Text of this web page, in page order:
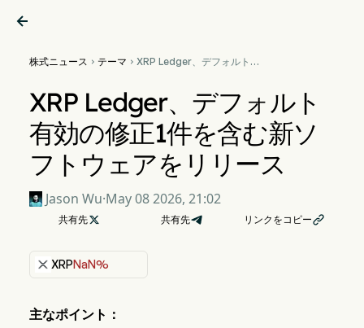

株式ニュース  テーマ  XRP Ledger、デフォルト有
XRP Ledger、デフォルト
有効の修正1件を含む新ソ
フトウェアをリリース
Jason Wu·May 08 2026, 21:02
共有先 共有先 リンクをコピー
XRPNaN%
主なポイント：